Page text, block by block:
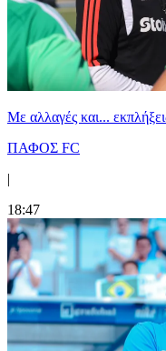
Με αλλαγές και...
ΠΑΦΟΣ FC
|
18:47